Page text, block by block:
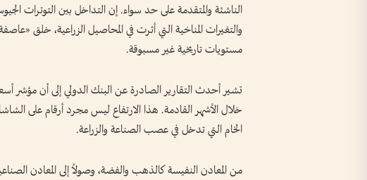
الناشئة والمتقدمة على حد سواء. إن التداخل بين التوترات
والتغيرات المناخية التي أثرت في المحاصيل الزراعية، خلق
مستويات تاريخية غير مسبوقة.
خلال الأشهر القادمة. هذا الارتفاع ليس مجرد أرقام على
الخام التي تدخل في عصب الصناعة والزراعة.
من المعادن النفيسة كالذهب والفضة، وصولاً إلى المعادن